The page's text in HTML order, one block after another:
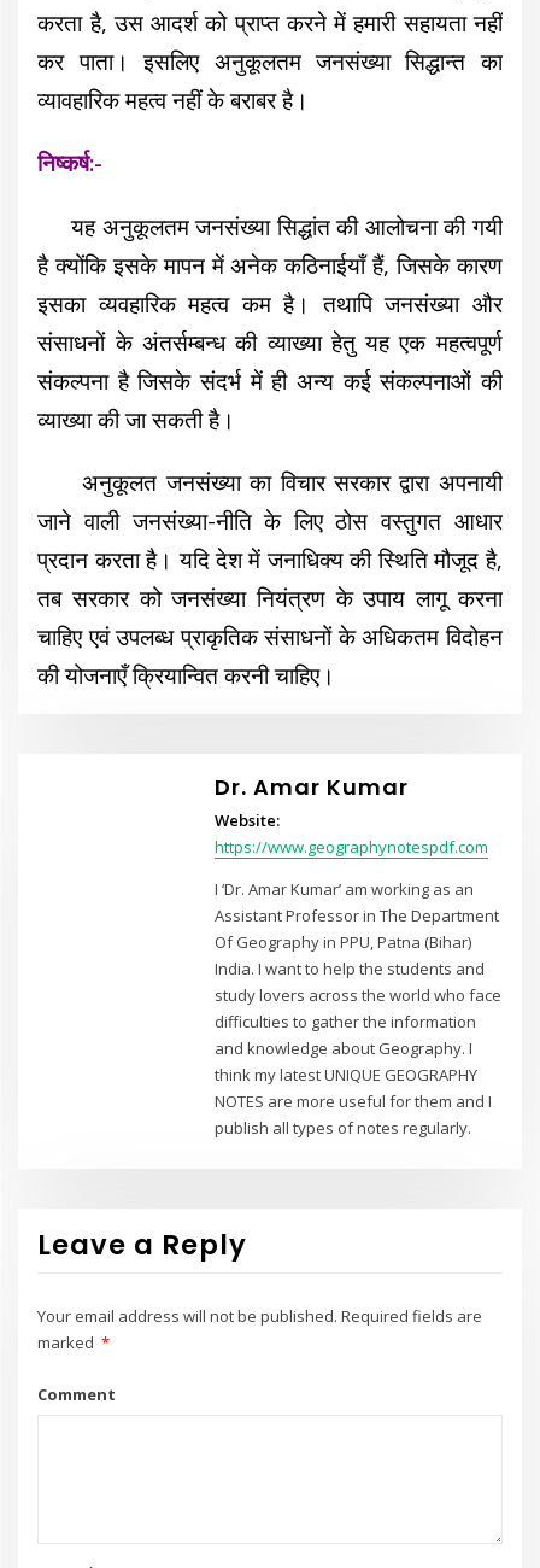
करता है, उस आदर्श को प्राप्त करने में हमारी सहायता नहीं
कर पाता। इसलिए अनुकूलतम जनसंख्या सिद्धान्त का
व्यावहारिक महत्व नहीं के बराबर है।
निष्कर्ष:-
यह अनुकूलतम जनसंख्या सिद्धांत की आलोचना की गयी
है क्योंकि इसके मापन में अनेक कठिनाईयाँ हैं, जिसके कारण
इसका व्यवहारिक महत्व कम है। तथापि जनसंख्या और
संसाधनों के अंतर्सम्बन्ध की व्याख्या हेतु यह एक महत्वपूर्ण
संकल्पना है जिसके संदर्भ में ही अन्य कई संकल्पनाओंकी
व्याख्या की जा सकती है।
अनुकूलत जनसंख्या का विचार सरकार द्वारा अपनायी
जाने वाली जनसंख्या-नीति के लिए ठोस वस्तुगत आधार
प्रदान करता है। यदि देश में जनाधिक्य की स्थिति मौजूद है,
तब सरकार को जनसंख्या नियंत्रण के उपाय लागू करना
चाहिए एवं उपलब्ध प्राकृतिक संसाधनों के अधिकतम विदोहन
की योजनाएँ क्रियान्वित करनी चाहिए।
Dr. Amar Kumar
Website:
https://www.geographynotespdf.com
I ‘Dr. Amar Kumar’ am working as an
Assistant Professor in The Department
Of Geography in PPU, Patna (Bihar)
India. I want to help the students and
study lovers across the world who face
difficulties to gather the information
and knowledge about Geography. I
think my latest UNIQUE GEOGRAPHY
NOTES are more useful for them and I
publish all types of notes regularly.
Leave a Reply
Your email address will not be published. Required fields are
marked *
Comment